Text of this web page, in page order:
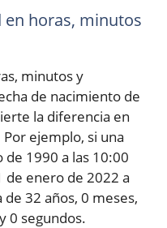
en horas, minutos
minutos y
de nacimiento de
la diferencia en
ejemplo, si una
1990 a las 10:00
de enero de 2022 a
32 años, 0 meses,
0 segundos.